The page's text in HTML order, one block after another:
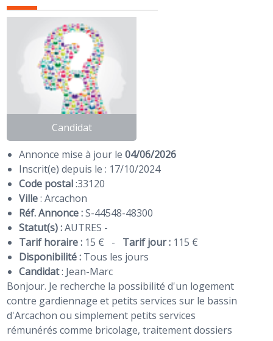
Candidat
Annonce mise à jour le04/06/2026
Inscrit(e) depuis le : 17/10/2024
Code postal:33120
Ville: Arcachon
Réf. Annonce :S-44548-48300
Statut(s) :AUTRES -
Tarif horaire : 15 € - Tarif jour : 115 €
Disponibilité : Tous les jours
Candidat: Jean-Marc
Bonjour. Je recherche la possibilité d'un logement
contre gardiennage et petits services sur le bassin
d'Arcachon ou simplement petits services
rémunérés comme bricolage, traitement dossiers